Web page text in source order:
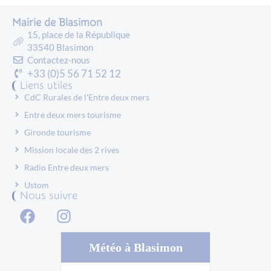
Mairie de Blasimon
15, place de la République
33540 Blasimon
Contactez-nous
+33 (0)5 56 71 52 12
Liens utiles
CdC Rurales de l'Entre deux mers
Entre deux mers tourisme
Gironde tourisme
Mission locale des 2 rives
Radio Entre deux mers
Ustom
Nous suivre
Météo à Blasimon